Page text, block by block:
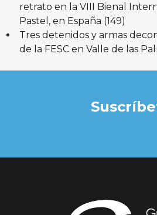
retrato en la VIII Bienal
Pastel, en España (149)
Tres detenidos y armas
de la FESC en Valle de las